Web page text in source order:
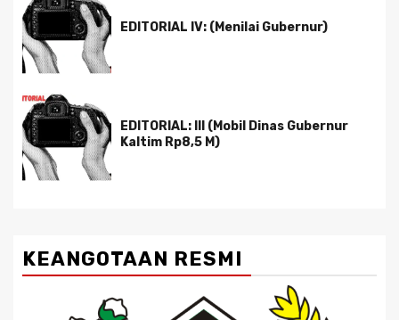
EDITORIAL IV: (Menilai Gubernur)
EDITORIAL: III (Mobil Dinas Gubernur
Kaltim Rp8,5 M)
KEANGOTAAN RESMI